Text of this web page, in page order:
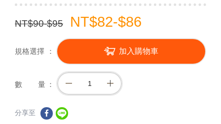
NT$90-$95 NT$82-$86
規格選擇 加入購物車
數 量
分享至